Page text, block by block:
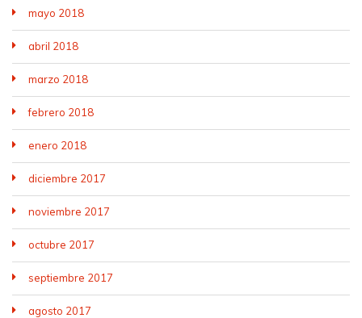
mayo 2018
abril 2018
marzo 2018
febrero 2018
enero 2018
diciembre 2017
noviembre 2017
octubre 2017
septiembre 2017
agosto 2017